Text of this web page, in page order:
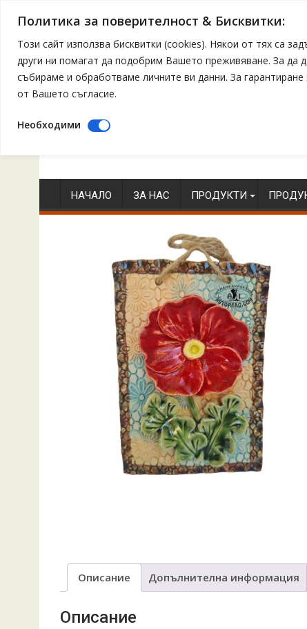
Политика за поверителност & Бисквитки:
Този сайт използва бисквитки (cookies). Някои от тях са
други ни помагат да подобрим Вашето преживяване. За да
събираме и обработваме личните ви данни. За
от Вашето съгласие.
Необходими
to
contentНАЧАЛО ЗА НАС ПРОДУКТИ
Описание Допълнителна информация
Описание